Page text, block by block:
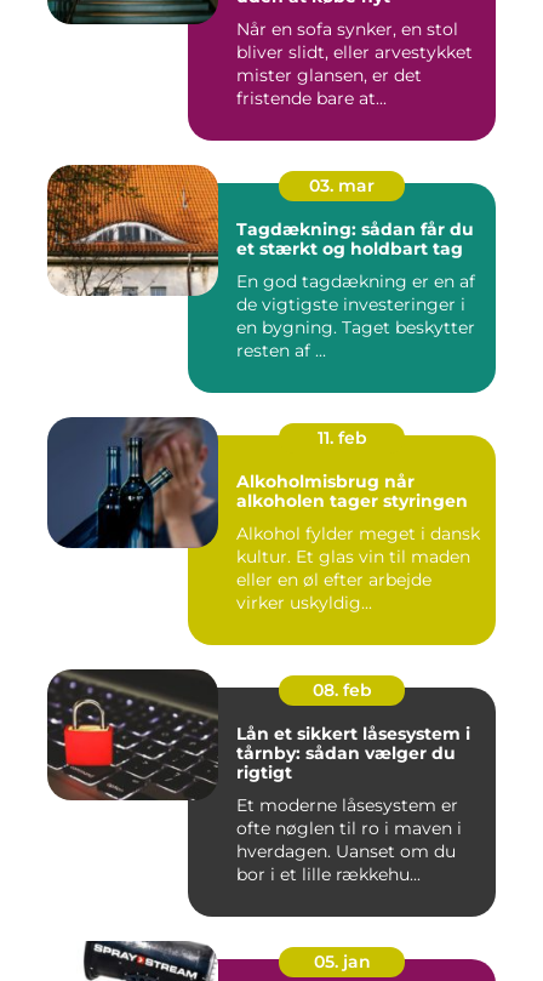
Når en sofa synker, en stol
bliver slidt, eller arvestykket
mister glansen, er det
fristende bare at...
03. mar
Tagdækning: sådan får du
et stærkt og holdbart tag
En god tagdækning er en af
de vigtigste investeringer i
en bygning. Taget beskytter
resten af ...
11. feb
Alkoholmisbrug når
alkoholen tager styringen
Alkohol fylder meget i dansk
kultur. Et glas vin til maden
eller en øl efter arbejde
virker uskyldig...
08. feb
Lån et sikkert låsesystem i
tårnby: sådan vælger du
rigtigt
Et moderne låsesystem er
ofte nøglen til ro i maven i
hverdagen. Uanset om du
bor i et lille rækkehu...
05. jan